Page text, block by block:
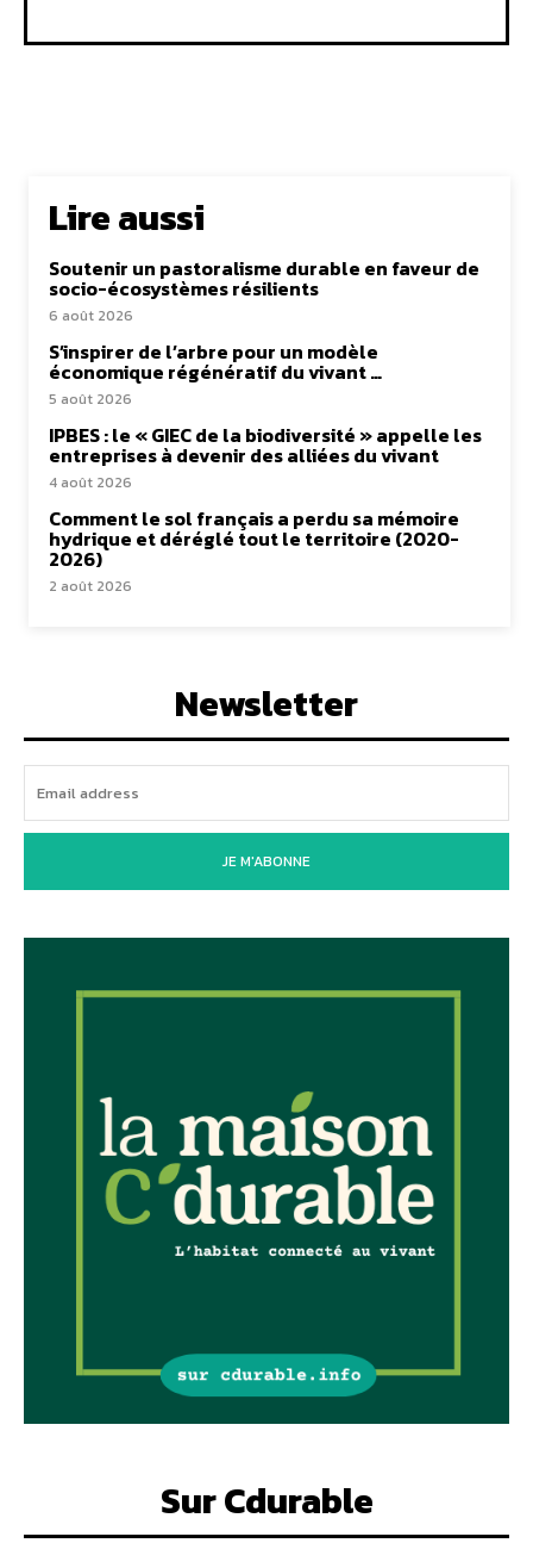
Lire aussi
Soutenir un pastoralisme durable en faveur de
socio-écosystèmes résilients
6 août 2026
S’inspirer de l’arbre pour un modèle
économique régénératif du vivant …
5 août 2026
IPBES : le « GIEC de la biodiversité » appelle les
entreprises à devenir des alliées du vivant
4 août 2026
Comment le sol français a perdu sa mémoire
hydrique et déréglé tout le territoire (2020-
2026)
2 août 2026
Newsletter
JE M'ABONNE
Sur Cdurable